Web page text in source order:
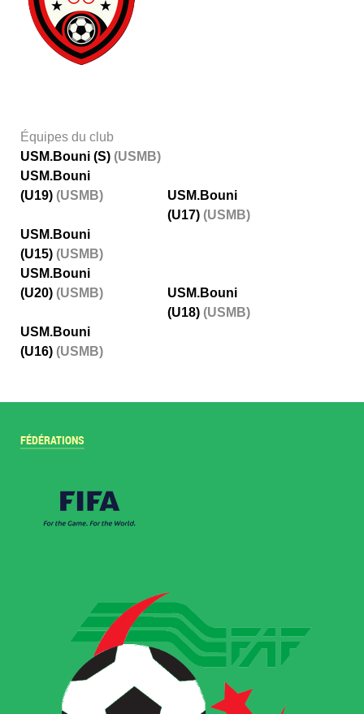
Équipes du club
USM.Bouni (S) (USMB)
USM.Bouni
(U19) (USMB)
USM.Bouni
(U17) (USMB)
USM.Bouni
(U15) (USMB)
USM.Bouni
(U20) (USMB)
USM.Bouni
(U18) (USMB)
USM.Bouni
(U16) (USMB)
FÉDÉRATIONS